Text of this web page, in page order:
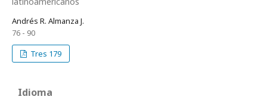
Andrés R. Almanza J.
76 - 90
Tres 179
Idioma